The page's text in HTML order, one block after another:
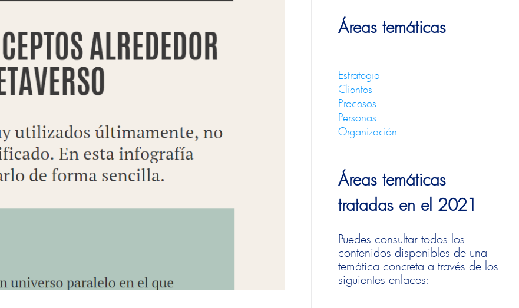
Áreas temáticas
Estrategia
Clientes
Procesos
Personas
Organización
Áreas temáticas
tratadas en el 2021
Puedes consultar todos los
contenidos disponibles de una
temática concreta a través de los
siguientes enlaces: